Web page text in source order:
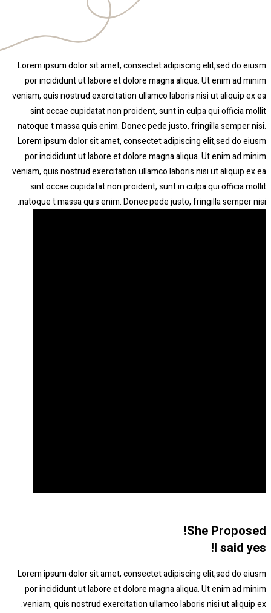
Lorem ipsum dolor sit amet, consectet
por incididunt ut labore et dolore
veniam, quis nostrud exercitation ullamco
sint occae cupidatat non proident,
natoque t massa quis enim. Donec
Lorem ipsum dolor sit amet, consectet
por incididunt ut labore et dolore
veniam, quis nostrud exercitation ullamco
sint occae cupidatat non proident,
natoque t massa quis enim. Donec
Lorem ipsum dolor sit amet, consectet
por incididunt ut labore et dolore
veniam, quis nostrud exercitation